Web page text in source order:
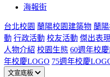
海報街
台北校園 蘭陽校園建築物 蘭
動 行政活動 校友活動 傑出表現
人物介紹 校園生態 60週年校
年校慶LOGO 75週年校慶
文宣底板